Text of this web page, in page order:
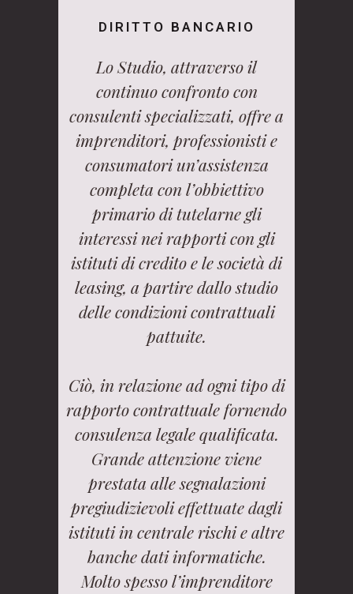
DIRITTO BANCARIO
Lo Studio, attraverso il
continuo confronto con
consulenti specializzati, offre a
imprenditori, professionisti e
consumatori un’assistenza
completa con l’obbiettivo
primario di tutelarne gli
interessi nei rapporti con gli
istituti di credito e le società di
leasing, a partire dallo studio
delle condizioni contrattuali
pattuite.
Ciò, in relazione ad ogni tipo di
rapporto contrattuale fornendo
consulenza legale qualificata.
Grande attenzione viene
prestata alle segnalazioni
pregiudizievoli effettuate dagli
istituti in centrale rischi e altre
banche dati informatiche.
Molto spesso l’imprenditore